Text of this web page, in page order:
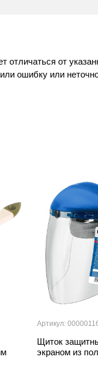
отличаться от
ошибку или
Артикул:
Щиток
экраном из